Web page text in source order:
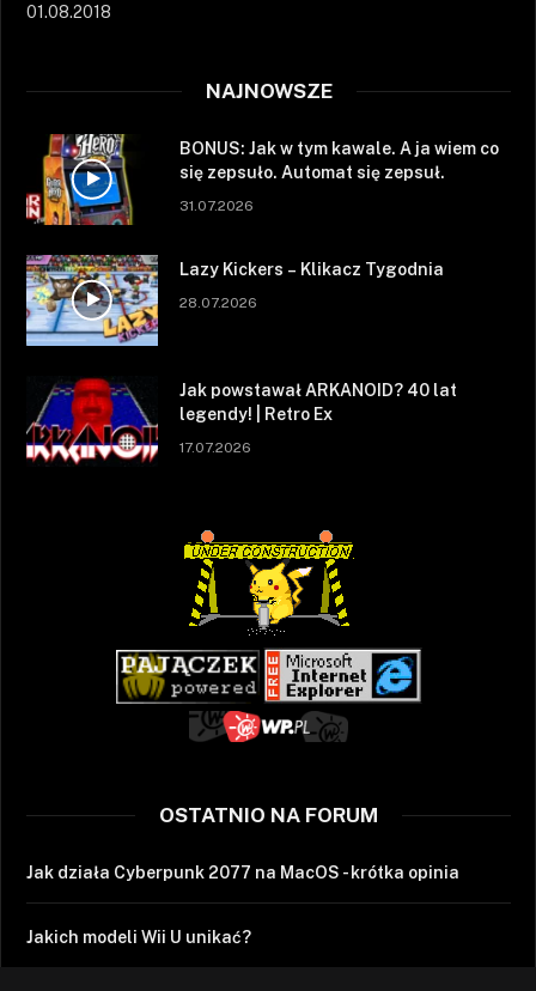
01.08.2018
NAJNOWSZE
BONUS: Jak w tym kawale. A ja wiem co
się zepsuło. Automat się zepsuł.
31.07.2026
Lazy Kickers – Klikacz Tygodnia
28.07.2026
Jak powstawał ARKANOID? 40 lat
legendy! | Retro Ex
17.07.2026
OSTATNIO NA FORUM
Jak działa Cyberpunk 2077 na MacOS - krótka opinia
Jakich modeli Wii U unikać?